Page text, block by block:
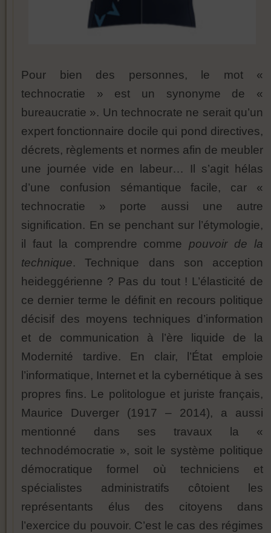
Pour bien des personnes, le mot «
technocratie » est un synonyme de «
bureaucratie ». Un technocrate ne serait qu’un
expert fonctionnaire docile qui pond directives,
décrets, règlements et normes afin de meubler
une journée vide en labeur… Il s’agit hélas
d’une confusion sémantique facile, car «
technocratie » porte aussi une autre
signification. En se penchant sur l’étymologie,
il faut la comprendre commepouvoir de la
technique. Technique dans son acception
heideggérienne ? Pas du tout ! L’élasticité de
ce dernier terme le définit en recours politique
décisif des moyens techniques d’information
et de communication à l’ère liquide de la
Modernité tardive. En clair, l’État emploie
l’informatique, Internet et la cybernétique à ses
propres fins. Le politologue et juriste français,
Maurice Duverger (1917 – 2014), a aussi
mentionné dans ses travaux la «
technodémocratie », soit le système politique
démocratique formel où techniciens et
spécialistes administratifs côtoient les
représentants élus des citoyens dans
l’exercice du pouvoir. C’est le cas des régimes